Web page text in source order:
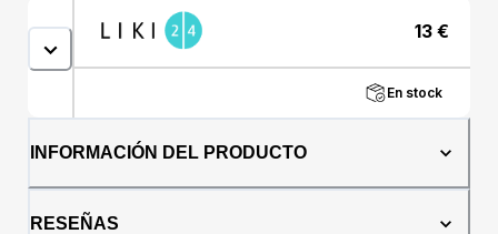
irritación de la garganta y la faringe, tiene un
efecto agradable y calmante para la
puede favorecer el sueño natural, puede
favorecer una relajación óptima, puede
por un estilo de vida ajetreado.Modo de uso:
de miel o un cuarto de cucharadita de aceite
13 €
En stock
INFORMACIÓN DEL PRODUCTO
RESEÑAS